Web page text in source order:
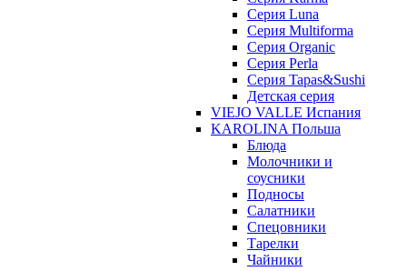
Серия Luna
Серия Multiforma
Серия Organic
Серия Perla
Серия Tapas&Sushi
Детская серия
VIEJO VALLE Испания
KAROLINA Польша
Блюда
Молочники и
соусники
Подносы
Салатники
Спецовники
Тарелки
Чайники